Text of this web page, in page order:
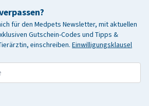
für den Medpets Newsletter, mit aktuellen
Gutschein-Codes und Tipps &
einschreiben. Einwilligungsklausel